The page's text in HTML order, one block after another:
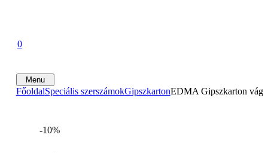
0
Menu
FőoldalSpeciális szerszámokGipszkartonEDMA Gipszkarton
-10%